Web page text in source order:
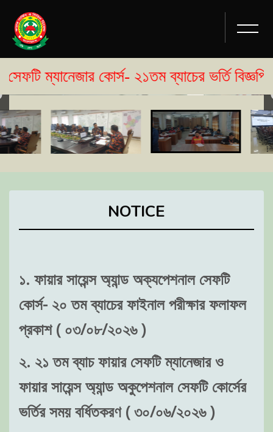
কোর্স- ২১তম ব্যাচের ভর্তি বিজ্ঞপ্তি
NOTICE
১. ফায়ার সায়েন্স অ্যান্ড অক্যপেশনাল সেফটি
কোর্স- ২০ তম ব্যাচের ফাইনাল পরীক্ষার ফলাফল
প্রকাশ ( ০৩/০৮/২০২৬ )
২. ২১ তম ব্যাচ ফায়ার সেফটি ম্যানেজার ও
ফায়ার সায়েন্স অ্যান্ড অকুপেশনাল সেফটি কোর্সের
ভর্তির সময় বর্ধিতকরণ ( ৩০/০৬/২০২৬ )